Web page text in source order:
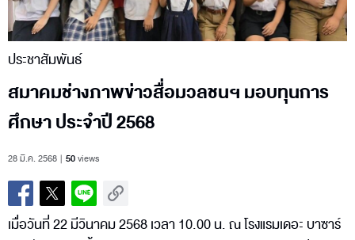
ประชาสัมพันธ์
สมาคมช่างภาพข่าวสื่อมวลชนฯ มอบทุนการ
ศึกษา ประจำปี 2568
28 มี.ค. 2568 50views
เมื่อวันที่ 22 มีวินาคม 2568 เวลา 10.00 น. ณ โรงแรมเดอะ บาซาร์